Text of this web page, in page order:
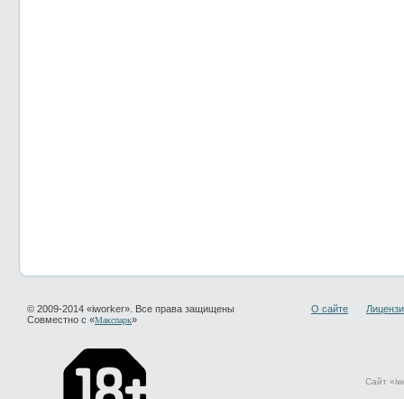
© 2009-2014 «iworker». Все права защищены
Совместно с «Макспарк»
О сайте
Сайт